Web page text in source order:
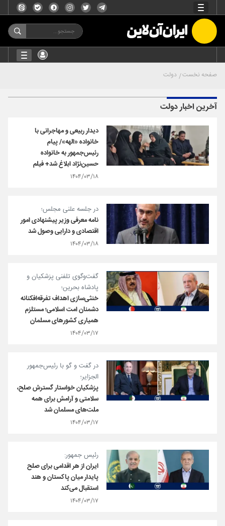
صفحه نخست دولت
آخرین اخبار دولت
دیدار ربیعی و مهاجرانی با
خانواده «الهه»/ پیام
رئیس‌جمهور به خانواده
حسین‌نژاد ابلاغ شد+ فیلم
۱۴۰۴/۰۳/۱۸
در جلسه علنی مجلس؛
نامه معرفی وزیر پیشنهادی امور
اقتصادی و دارایی وصول شد
۱۴۰۴/۰۳/۱۸
گفت‌وگوی تلفنی پزشکیان و
پادشاه بحرین؛
خنثی‌سازی اهداف تفرقه‌افکنانه
دشمنان امت اسلامی؛ مستلزم
همیاری کشورهای مسلمان
۱۴۰۴/۰۳/۱۷
در گفت و گو با رئیس‌جمهور
الجزایر؛
پزشکیان خواستار گسترش صلح،
سلامتی و آرامش برای همه
ملت‌های مسلمان شد
۱۴۰۴/۰۳/۱۷
رئیس جمهور:
ایران از هر اقدامی برای صلح
پایدار میان پاکستان و هند
استقبال می‌کند
۱۴۰۴/۰۳/۱۷